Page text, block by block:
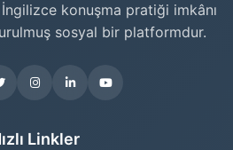
konuşma pratiği imkânı
sosyal bir platformdur.
Linkler